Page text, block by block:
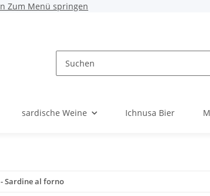
Zum Menü springen
sardische Weine Ichnusa Bier
Sardine al forno